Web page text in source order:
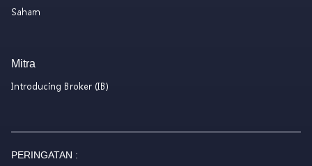
Saham
Mitra
Introducing Broker (IB)
PERINGATAN :